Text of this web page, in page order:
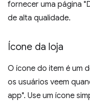
fornecer uma página
de alta qualidade.
Ícone da loja
O ícone do item é um
os usuários veem
app". Use um ícone